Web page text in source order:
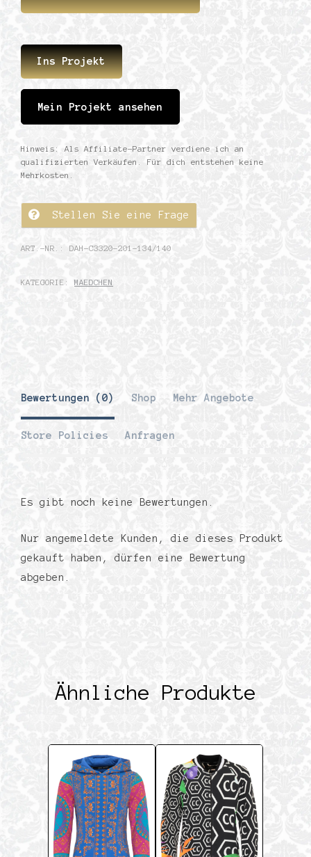
Ins Projekt
Mein Projekt ansehen
Hinweis: Als Affiliate-Partner verdiene ich an
qualifizierten Verkäufen. Für dich entstehen keine
Mehrkosten.
Stellen Sie eine Frage
ART.-NR.: DAH-C3320-201-134/140
KATEGORIE: MAEDCHEN
Bewertungen (0) Shop Mehr Angebote
Store Policies Anfragen
Es gibt noch keine Bewertungen.
Nur angemeldete Kunden, die dieses Produkt
gekauft haben, dürfen eine Bewertung
abgeben.
Ähnliche Produkte